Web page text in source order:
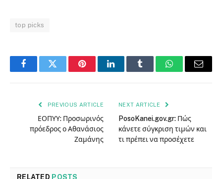
top picks
FacebookTwitter PinterestLinkedInTumblr WhatsAppEmail
PREVIOUS ARTICLE
ΕΟΠΥΥ: Προσωρινός
πρόεδρος ο Αθανάσιος
Ζαμάνης
NEXT ARTICLE
PosoKanei.gov.gr: Πώς
κάνετε σύγκριση τιμών και
τι πρέπει να προσέχετε
RELATED POSTS